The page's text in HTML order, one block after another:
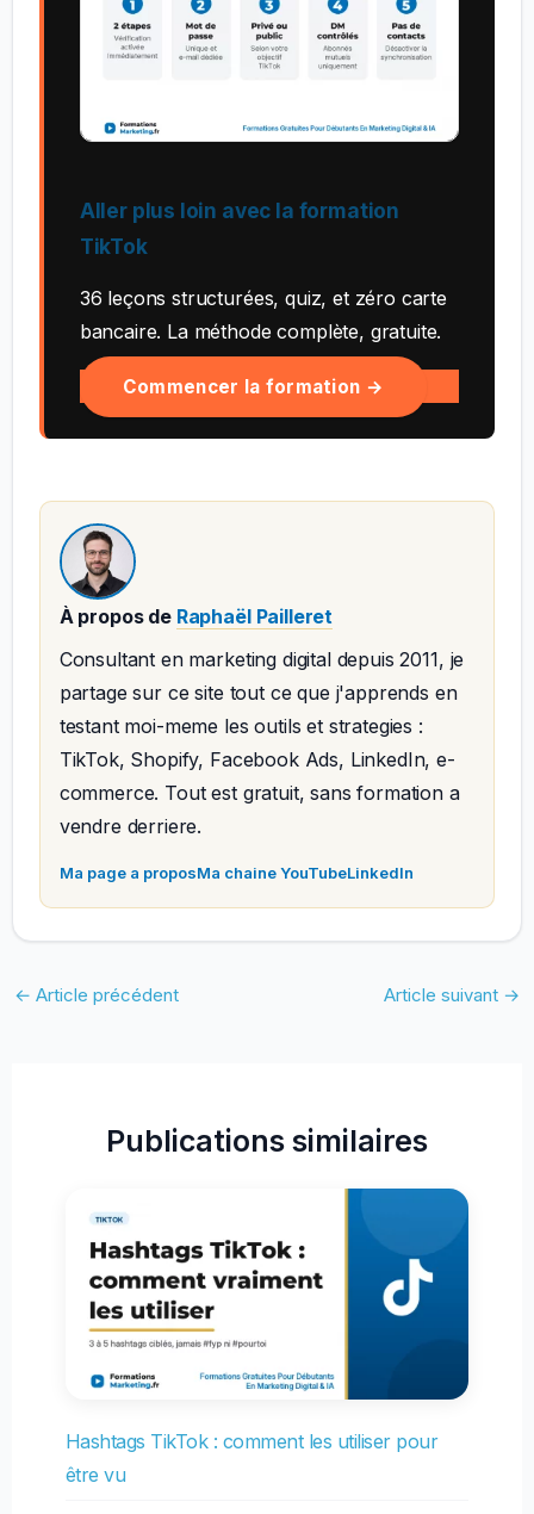
Aller plus loin avec la formation
TikTok
36 leçons structurées, quiz, et zéro carte
bancaire. La méthode complète, gratuite.
Commencer la formation →
À propos de Raphaël Pailleret
Consultant en marketing digital depuis 2011, je
partage sur ce site tout ce que j'apprends en
testant moi-meme les outils et strategies :
TikTok, Shopify, Facebook Ads, LinkedIn, e-
commerce. Tout est gratuit, sans formation a
vendre derriere.
Ma page a proposMa chaine YouTubeLinkedIn
← Article précédent Article suivant →
Publications similaires
Hashtags TikTok : comment les utiliser pour
être vu